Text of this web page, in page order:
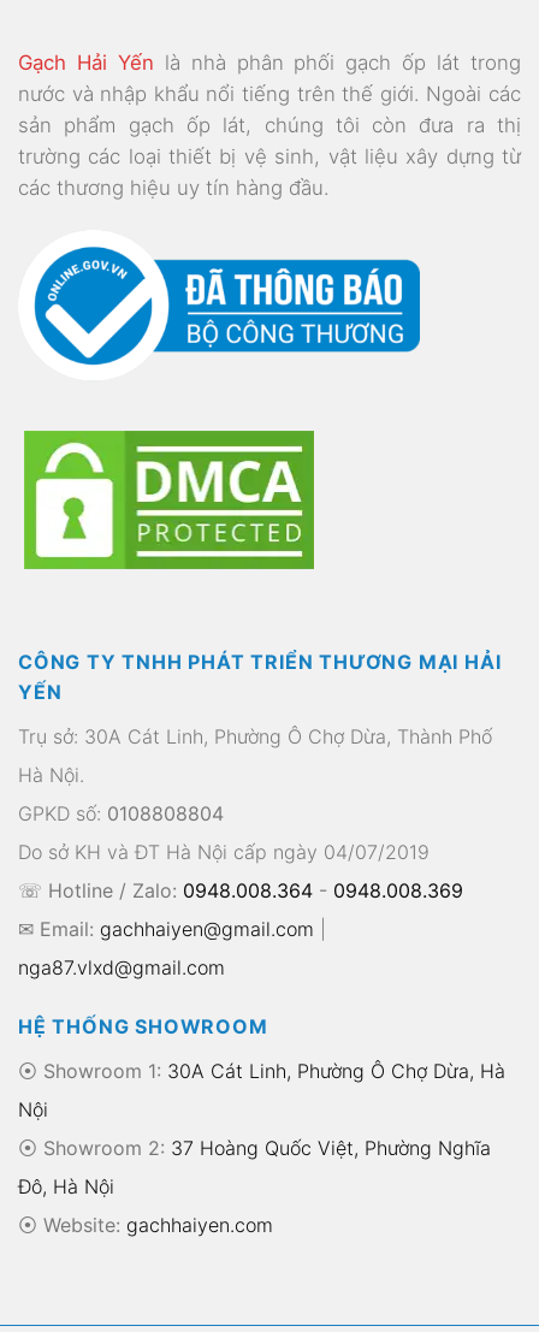
Gạch Hải Yến là nhà phân phối gạch ốp lát trong
nước và nhập khẩu nổi tiếng trên thế giới. Ngoài các
sản phẩm gạch ốp lát, chúng tôi còn đưa ra thị
trường các loại thiết bị vệ sinh, vật liệu xây dựng từ
các thương hiệu uy tín hàng đầu.
CÔNG TY TNHH PHÁT TRIỂN THƯƠNG MẠI HẢI
YẾN
Trụ sở: 30A Cát Linh, Phường Ô Chợ Dừa, Thành Phố
Hà Nội.
GPKD số: 0108808804
Do sở KH và ĐT Hà Nội cấp ngày 04/07/2019
☏ Hotline / Zalo: 0948.008.364 - 0948.008.369
✉ Email: gachhaiyen@gmail.com
nga87.vlxd@gmail.com
HỆ THỐNG SHOWROOM
⦿ Showroom 1: 30A Cát Linh, Phường Ô Chợ Dừa, Hà
Nội
⦿ Showroom 2: 37 Hoàng Quốc Việt, Phường Nghĩa
Đô, Hà Nội
⦿ Website: gachhaiyen.com